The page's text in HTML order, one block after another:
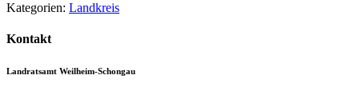
Kategorien: Landkreis
Kontakt
Landratsamt Weilheim-Schongau